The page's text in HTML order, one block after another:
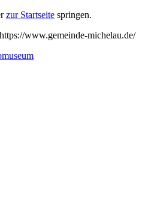
zur Startseite springen.
www.gemeinde-michelau.de/